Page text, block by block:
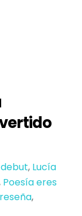
debut, Lucía
Poesía eres
reseña,